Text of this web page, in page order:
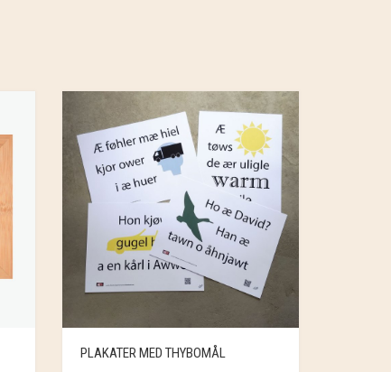
PLAKATER MED THYBOMÅL